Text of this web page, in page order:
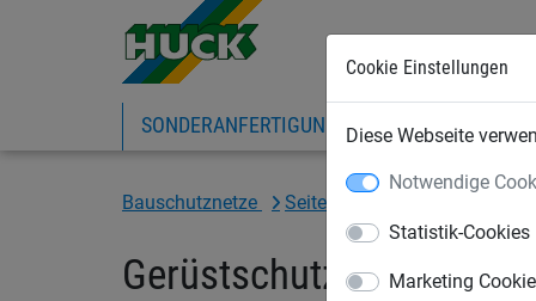
Cookie Einstellungen
Diese Webseite
Notwendige
Statistik-Cookies
Marketing
SONDERANFERTIGUNG SPORTNETZE
Bauschutznetze Seitenschutznetze
Gerüstschutzplane 3,10 x